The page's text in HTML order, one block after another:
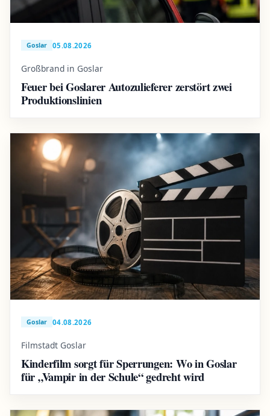
Goslar 05.08.2026
Großbrand in Goslar
Feuer bei Goslarer Autozulieferer zerstört zwei
Produktionslinien
Goslar 04.08.2026
Filmstadt Goslar
Kinderfilm sorgt für Sperrungen: Wo in Goslar
für „Vampir in der Schule“ gedreht wird